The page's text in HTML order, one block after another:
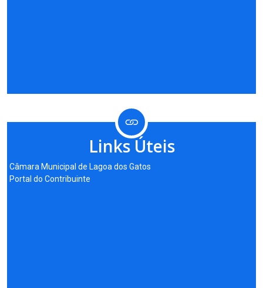
Links Úteis
Câmara Municipal de Lagoa dos Gatos
Portal do Contribuinte